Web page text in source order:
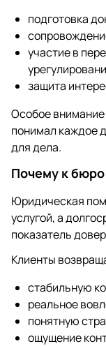
подготовка
участие в
защита
Особое внимание
понимал каждое
для дела.
Почему к
Юридическая
услугой, а
показатель
Клиенты
стабильную
реальное
понятную
ощущение